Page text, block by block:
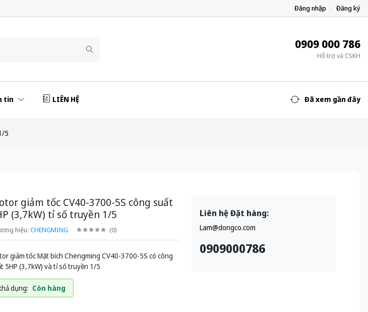
Đăng nhập Đăng ký
0909 000 786
Hỗ trợ và CSKH
tin LIÊN HỆ Đã xem gần đây
5
giảm tốc CV40-3700-5S công suất
(3,7kW) tỉ số truyền 1/5
hiệu: CHENGMING (0)
giảm tốc Mặt bích Chengming CV40-3700-5S có công
5HP (3,7kW) và tỉ số truyền 1/5
dụng: Còn hàng
Liên hệ Đặt hàng:
Lam@dongco.com
0909000786